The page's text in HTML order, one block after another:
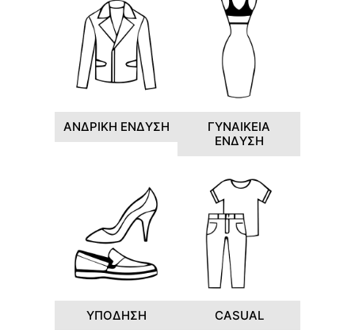
ΑΝΔΡΙΚΗ ΕΝΔΥΣΗ
ΓΥΝΑΙΚΕΙΑ
ΕΝΔΥΣΗ
ΥΠΟΔΗΣΗ CASUAL